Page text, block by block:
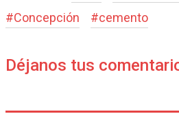
#Concepción #cemento
Déjanos tus